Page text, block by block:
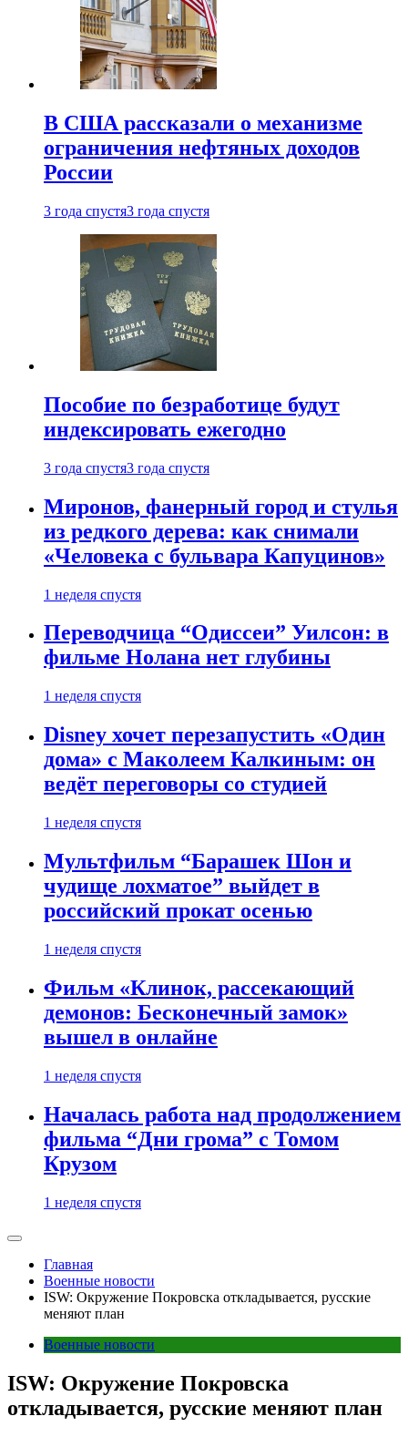
В США рассказали о механизме
ограничения нефтяных доходов
России
3 года спустя3 года спустя
Пособие по безработице будут
индексировать ежегодно
3 года спустя3 года спустя
Миронов, фанерный город и стулья
из редкого дерева: как снимали
«Человека с бульвара Капуцинов»
1 неделя спустя
Переводчица “Одиссеи” Уилсон: в
фильме Нолана нет глубины
1 неделя спустя
Disney хочет перезапустить «Один
дома» с Маколеем Калкиным: он
ведёт переговоры со студией
1 неделя спустя
Мультфильм “Барашек Шон и
чудище лохматое” выйдет в
российский прокат осенью
1 неделя спустя
Фильм «Клинок, рассекающий
демонов: Бесконечный замок»
вышел в онлайне
1 неделя спустя
Началась работа над продолжением
фильма “Дни грома” с Томом
Крузом
1 неделя спустя
Главная
Военные новости
ISW: Окружение Покровска откладывается, русские
меняют план
Военные новости
ISW: Окружение Покровска
откладывается, русские меняют план